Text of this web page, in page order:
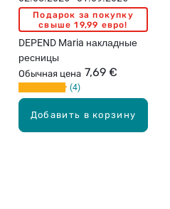
Добавить в корзину
Подарок за покупку
свыше 19,99 евро!
DEPEND Maria накладные
ресницы
Обычная цена 7,69 €
4